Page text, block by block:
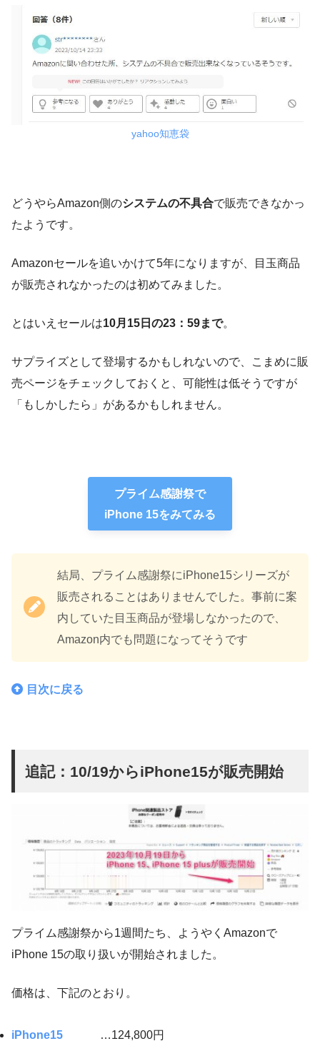
yahoo知恵袋
どうやらAmazon側のシステムの不具合で販売できなかっ
たようです。
Amazonセールを追いかけて5年になりますが、目玉商品
が販売されなかったのは初めてみました。
とはいえセールは10月15日の23：59まで。
サプライズとして登場するかもしれないので、こまめに販
売ページをチェックしておくと、可能性は低そうですが
「もしかしたら」があるかもしれません。
プライム感謝祭で
iPhone 15をみてみる
結局、プライム感謝祭にiPhone15シリーズが
販売されることはありませんでした。事前に案
内していた目玉商品が登場しなかったので、
Amazon内でも問題になってそうです
目次に戻る
追記：10/19からiPhone15が販売開始
プライム感謝祭から1週間たち、ようやくAmazonで
iPhone 15の取り扱いが開始されました。
価格は、下記のとおり。
iPhone15 …124,800円